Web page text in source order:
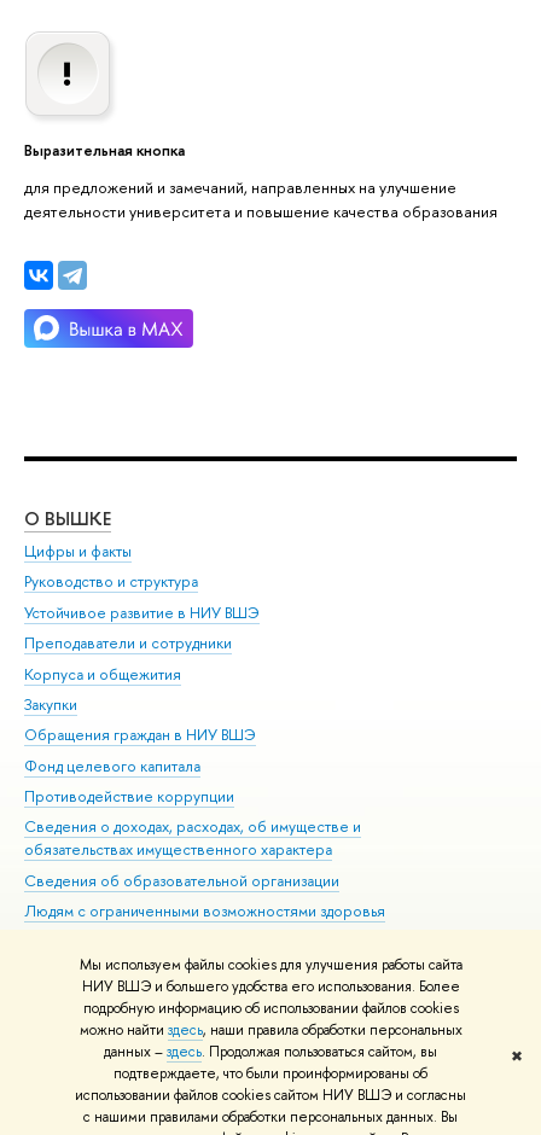
Мы используем файлы cookies для улучшения работы сайта
НИУ ВШЭ и большего удобства его использования. Более
подробную информацию об использовании файлов cookies
можно найти здесь, наши правила обработки персональных
данных –здесь. Продолжая пользоваться сайтом, вы
подтверждаете, что были проинформированы об
использовании файлов cookies сайтом НИУ ВШЭ и согласны
с нашими правилами обработки персональных данных. Вы
✖
Выразительная кнопка
для предложений и замечаний, направленных на улучшение
деятельности университета и повышение качества образования
О ВЫШКЕ
Цифры и факты
Руководство и структура
Устойчивое развитие в НИУ ВШЭ
Преподаватели и сотрудники
Корпуса и общежития
Закупки
Обращения граждан в НИУ ВШЭ
Фонд целевого капитала
Противодействие коррупции
Сведения о доходах, расходах, об имуществе и
обязательствах имущественного характера
Сведения об образовательной организации
Людям с ограниченными возможностями здоровья
Работа в Вышке
© НИУ ВШЭ 1993–2026 Адреса и контакты Условия использования
материалов Политика конфиденциальности Карта сайта